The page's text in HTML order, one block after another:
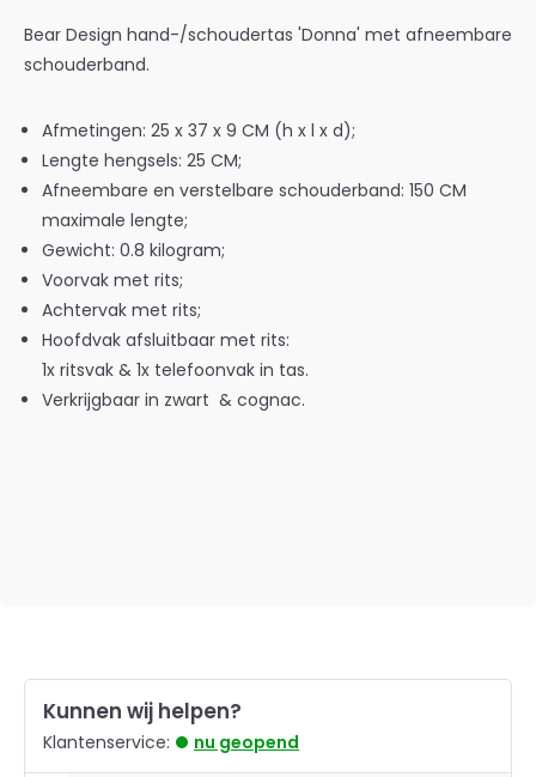
Bear Design hand-/schoudertas 'Donna' met afneembare
schouderband.
Afmetingen: 25 x 37 x 9 CM (h x l x d);
Lengte hengsels: 25 CM;
Afneembare en verstelbare schouderband: 150 CM
maximale lengte;
Gewicht: 0.8 kilogram;
Voorvak met rits;
Achtervak met rits;
Hoofdvak afsluitbaar met rits:
1x ritsvak & 1x telefoonvak in tas.
Verkrijgbaar in zwart & cognac.
Kunnen wij helpen?
Klantenservice: nu geopend